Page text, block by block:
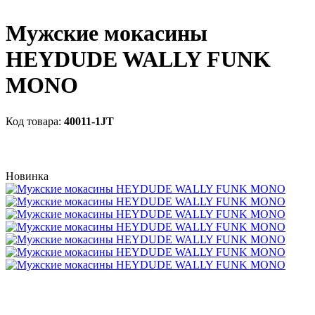
Мужские мокасины
HEYDUDE WALLY FUNK
MONO
40011-1JT
Новинка